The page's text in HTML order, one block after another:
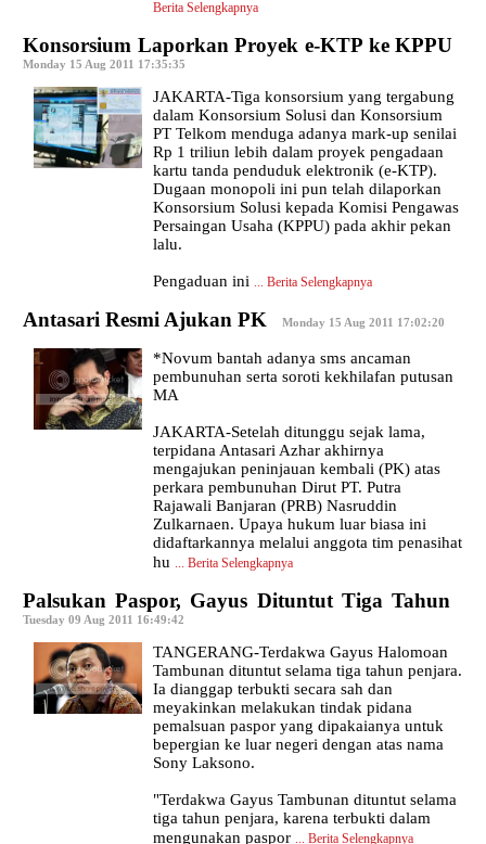
Berita Selengkapnya
Konsorsium Laporkan Proyek e-KTP ke KPPU
Monday 15 Aug 2011 17:35:35
JAKARTA-Tiga konsorsium yang tergabung
dalam Konsorsium Solusi dan Konsorsium
PT Telkom menduga adanya mark-up senilai
Rp 1 triliun lebih dalam proyek pengadaan
kartu tanda penduduk elektronik (e-KTP).
Dugaan monopoli ini pun telah dilaporkan
Konsorsium Solusi kepada Komisi Pengawas
Persaingan Usaha (KPPU) pada akhir pekan
lalu.
Pengaduan ini Berita Selengkapnya
Antasari Resmi Ajukan PK Monday 15 Aug 2011 17:02:20
*Novum bantah adanya sms ancaman
pembunuhan serta soroti kekhilafan putusan
MA
JAKARTA-Setelah ditunggu sejak lama,
terpidana Antasari Azhar akhirnya
mengajukan peninjauan kembali (PK) atas
perkara pembunuhan Dirut PT. Putra
Rajawali Banjaran (PRB) Nasruddin
Zulkarnaen. Upaya hukum luar biasa ini
didaftarkannya melalui anggota tim penasihat
hu
Berita Selengkapnya
Palsukan Paspor, Gayus Dituntut Tiga Tahun
Tuesday 09 Aug 2011 16:49:42
TANGERANG-Terdakwa Gayus Halomoan
Tambunan dituntut selama tiga tahun penjara.
Ia dianggap terbukti secara sah dan
meyakinkan melakukan tindak pidana
pemalsuan paspor yang dipakaianya untuk
bepergian ke luar negeri dengan atas nama
Sony Laksono.
"Terdakwa Gayus Tambunan dituntut selama
tiga tahun penjara, karena terbukti dalam
mengunakan paspor
Berita Selengkapnya